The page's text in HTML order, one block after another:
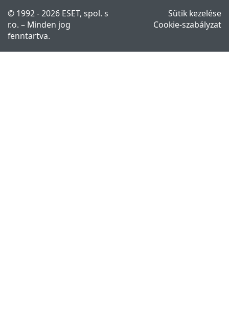
© 1992 - 2026 ESET, spol. s
r.o. – Minden jog
fenntartva.
Sütik kezelése
Cookie-szabályzat